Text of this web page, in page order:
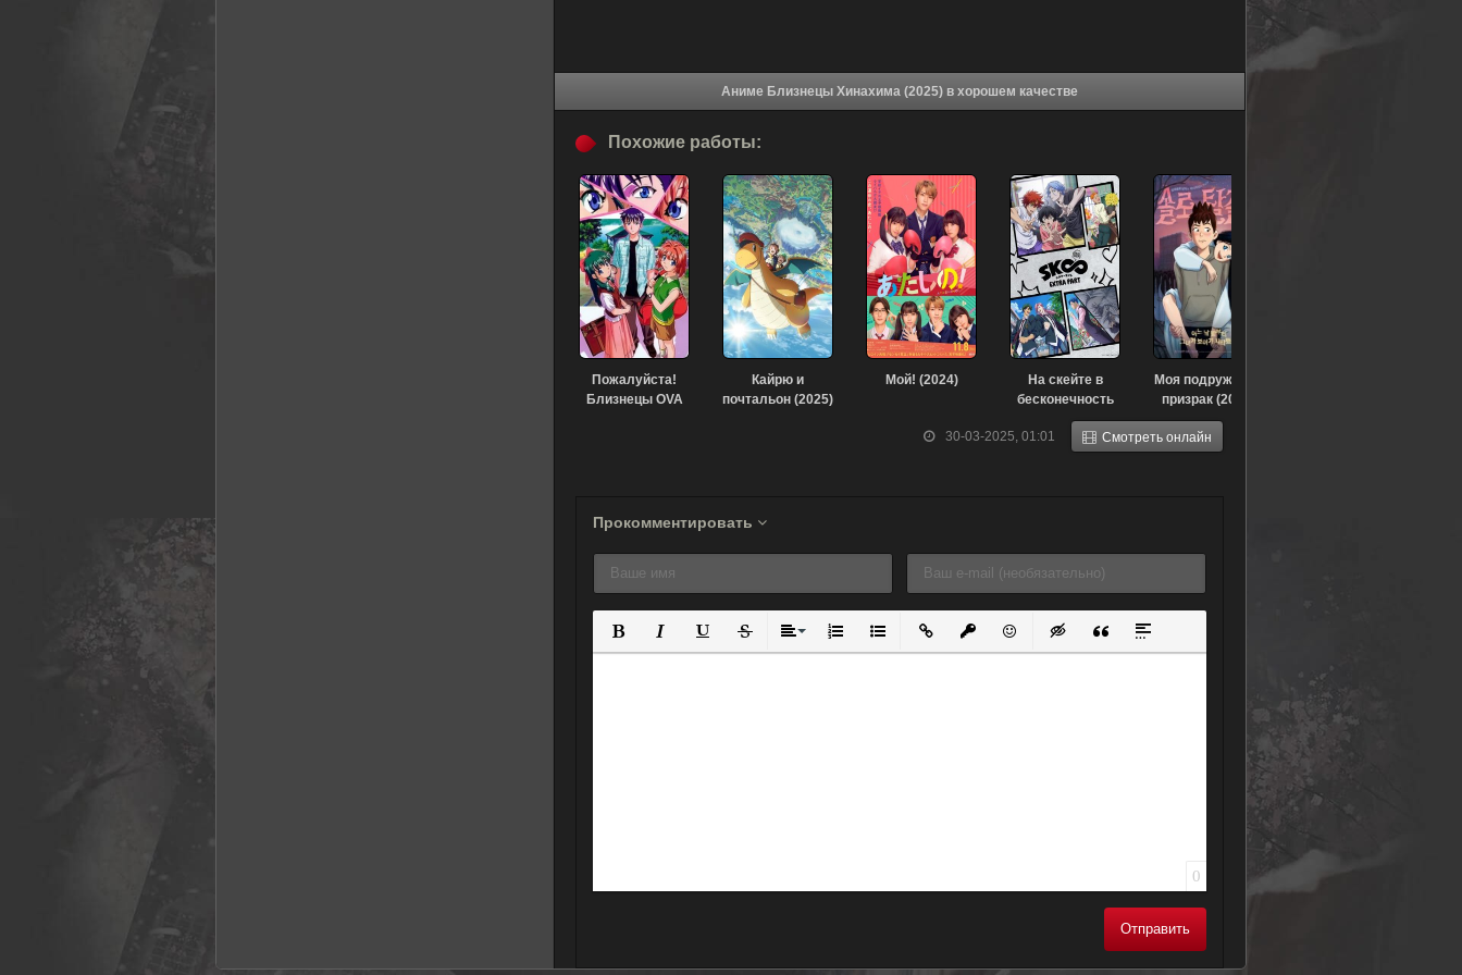
Аниме Близнецы Хинахима (2025) в хорошем качестве
30-03-2025, 01:01 Смотреть онлайн
Похожие работы:
Пожалуйста!
Близнецы OVA
Кайрю и
почтальон (2025)
Мой! (2024)
На скейте в
бесконечность
OVA (2025)
Моя подружка —
призрак (2015)
Прокомментировать
Полужирный
КурсивПодчеркнутый
ЗачеркнутыйВыравнивание
Нумерованный список
Маркированный список
Вставить ссылку
Вставить защищенную ссылку
Вставить смайлик
Вставка скрытого текста
Вставка цитаты
Вставка спойлера
0
Отправить